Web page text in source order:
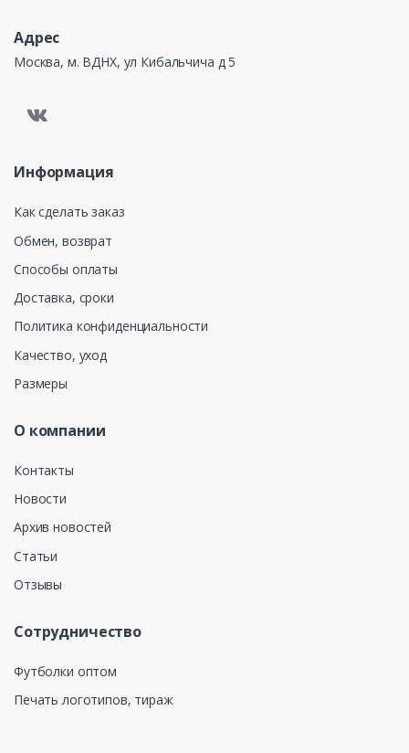
Адрес
Москва, м. ВДНХ, ул Кибальчича д 5
Информация
Как сделать заказ
Обмен, возврат
Способы оплаты
Доставка, сроки
Политика конфиденциальности
Качество, уход
Размеры
О компании
Контакты
Новости
Архив новостей
Статьи
Отзывы
Сотрудничество
Футболки оптом
Печать логотипов, тираж